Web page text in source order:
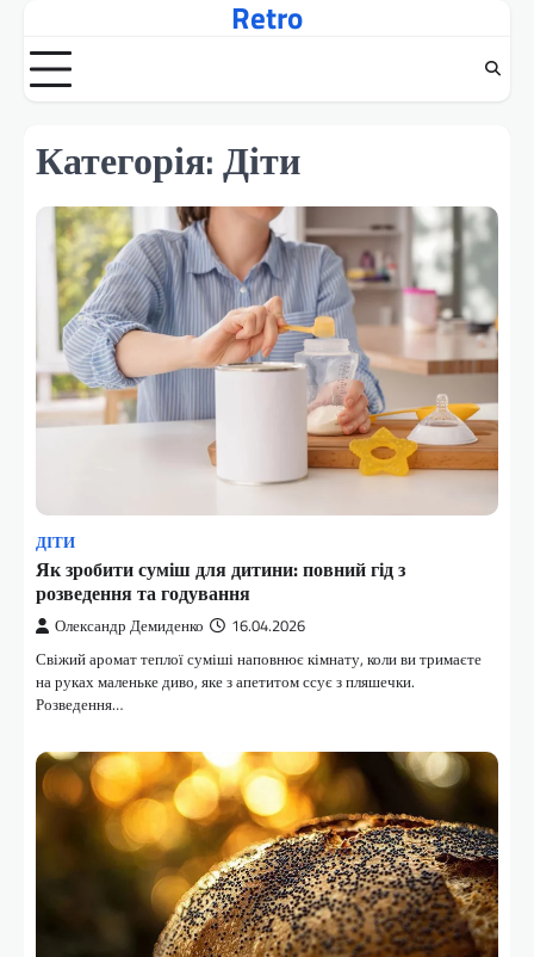
вмісту
Retro
Категорія:Діти
ДІТИ
Як зробити суміш для дитини: повний гід з
розведення та годування
Олександр Демиденко 16.04.2026
Свіжий аромат теплої суміші наповнює кімнату, коли ви тримаєте
на руках маленьке диво, яке з апетитом ссує з пляшечки.
Розведення…